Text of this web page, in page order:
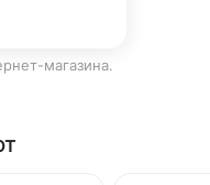
магазина.